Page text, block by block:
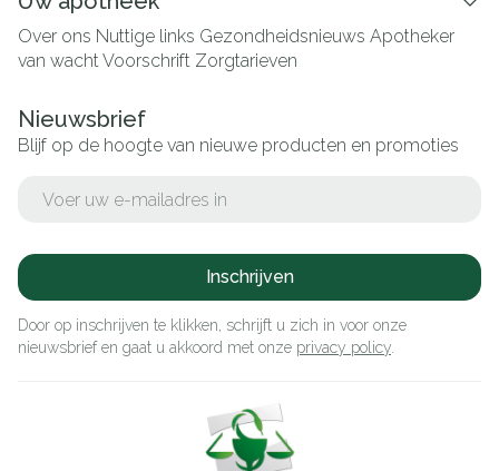
Over ons Nuttige links Gezondheidsnieuws Apotheker
van wachtVoorschrift Zorgtarieven
Nieuwsbrief
Blijf op de hoogte van nieuwe producten en promoties
Inschrijven
Door op inschrijven te klikken, schrijft u zich in voor onze
nieuwsbrief en gaat u akkoord met onze privacy policy